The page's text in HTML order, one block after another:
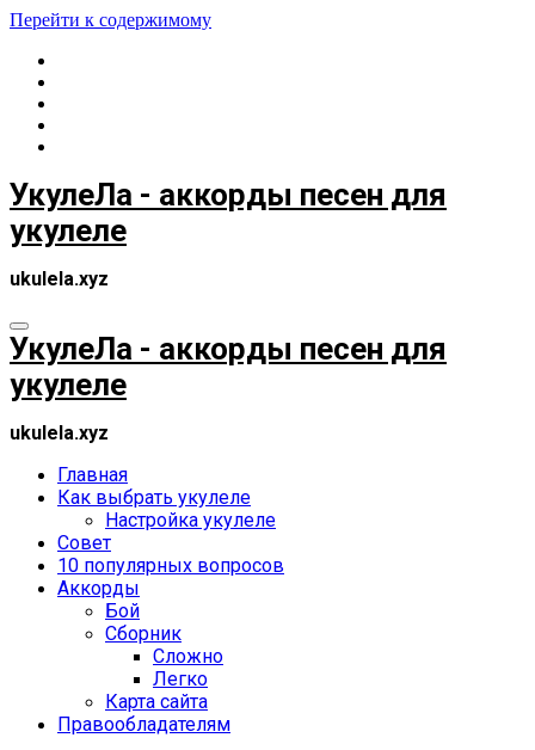
Перейти к содержимому
УкулеЛа - аккорды песен для
укулеле
ukulela.xyz
УкулеЛа - аккорды песен для
укулеле
ukulela.xyz
Главная
Как выбрать укулеле
Настройка укулеле
Совет
10 популярных вопросов
Аккорды
Бой
Сборник
Сложно
Легко
Карта сайта
Правообладателям